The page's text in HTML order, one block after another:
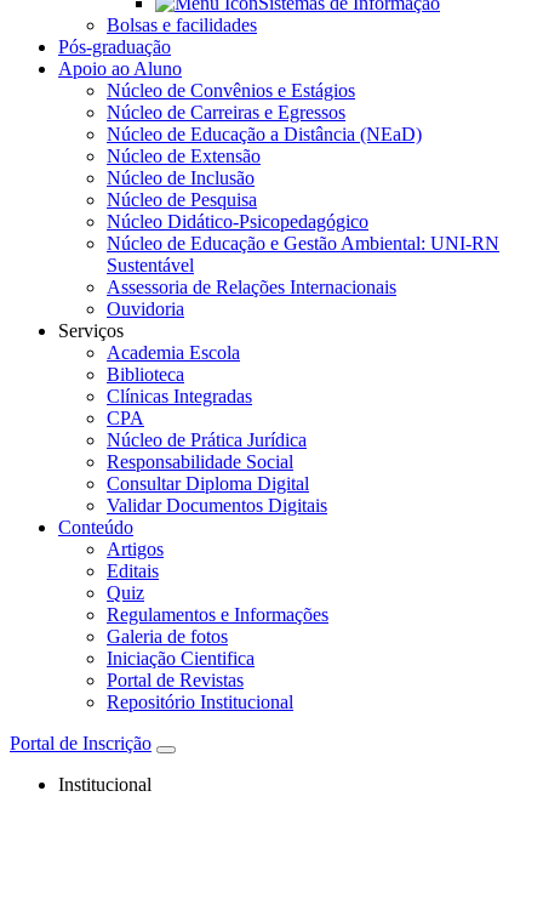
Bolsas e facilidades
Pós-graduação
Apoio ao Aluno
Núcleo de Convênios e Estágios
Núcleo de Carreiras e Egressos
Núcleo de Educação a Distância (NEaD)
Núcleo de Extensão
Núcleo de Inclusão
Núcleo de Pesquisa
Núcleo Didático-Psicopedagógico
Núcleo de Educação e Gestão Ambiental: UNI-RN
Sustentável
Assessoria de Relações Internacionais
Ouvidoria
Serviços
Academia Escola
Biblioteca
Clínicas Integradas
CPA
Núcleo de Prática Jurídica
Responsabilidade Social
Consultar Diploma Digital
Validar Documentos Digitais
Conteúdo
Artigos
Editais
Quiz
Regulamentos e Informações
Galeria de fotos
Iniciação Cientifica
Portal de Revistas
Repositório Institucional
Portal de Inscrição
Institucional